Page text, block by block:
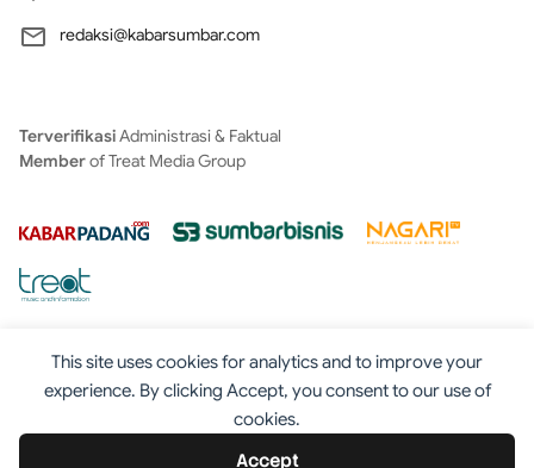
This site uses cookies for analytics and to improve your
experience. By clicking Accept, you consent to our use of
cookies.
Accept
redaksi@kabarsumbar.com
TerverifikasiAdministrasi & Faktual
Memberof Treat Media Group
Tentang Redaksi Kontak Disclaimer
Iklan